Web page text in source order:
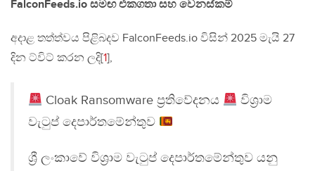
FalconFeeds.io සමඟ එකගතා සහ වෙනස්කම්
අදාළ තත්ත්වය පිළිබදව FalconFeeds.io විසින් 2025 මැයි 27
දින ට්විට් කරන ලදි[1],
Cloak Ransomware ප්‍රතිවේදනය
විශ්‍රාම
වැටුප් දෙපාර්තමේන්තුව
ශ්‍රී ලංකාවේ විශ්‍රාම වැටුප් දෙපාර්තමේන්තුව යනු